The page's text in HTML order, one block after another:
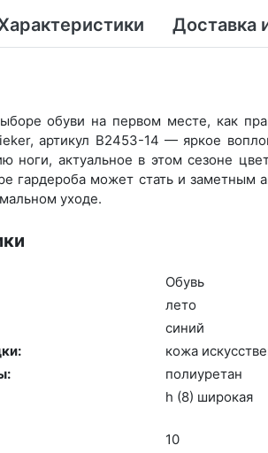
Доставка
обуви на первом месте, как
артикул B2453-14 — яркое
ноги, актуальное в этом сезоне
гардероба может стать и заметным
уходе.
Обувь
ле­то
си­ний
ко­жа
по­ли­уре­тан
h (8) ши­рокая
10